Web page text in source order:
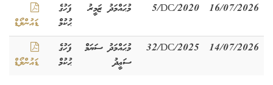
16/07/2026
5/DC/2020 މުޙައްމަދު ޒަމީރު
ފަހުގެ
ޙުކުމް
ޑައުންލޯޑް
14/07/2026
32/DC/2025
މުޙައްމަދު ސަޔަމް
ސަޢީދު
ފަހުގެ
ޙުކުމް
ޑައުންލޯޑް